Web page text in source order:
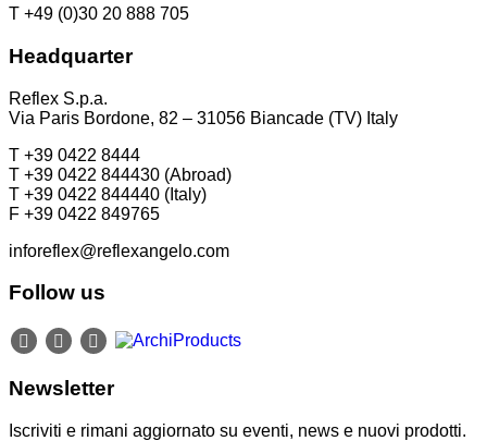
T +49 (0)30 20 888 705
Headquarter
Reflex S.p.a.
Via Paris Bordone, 82 – 31056 Biancade (TV) Italy
T +39 0422 8444
T +39 0422 844430 (Abroad)
T +39 0422 844440 (Italy)
F +39 0422 849765
inforeflex@reflexangelo.com
Follow us
Newsletter
Iscriviti e rimani aggiornato su eventi, news e nuovi prodotti.